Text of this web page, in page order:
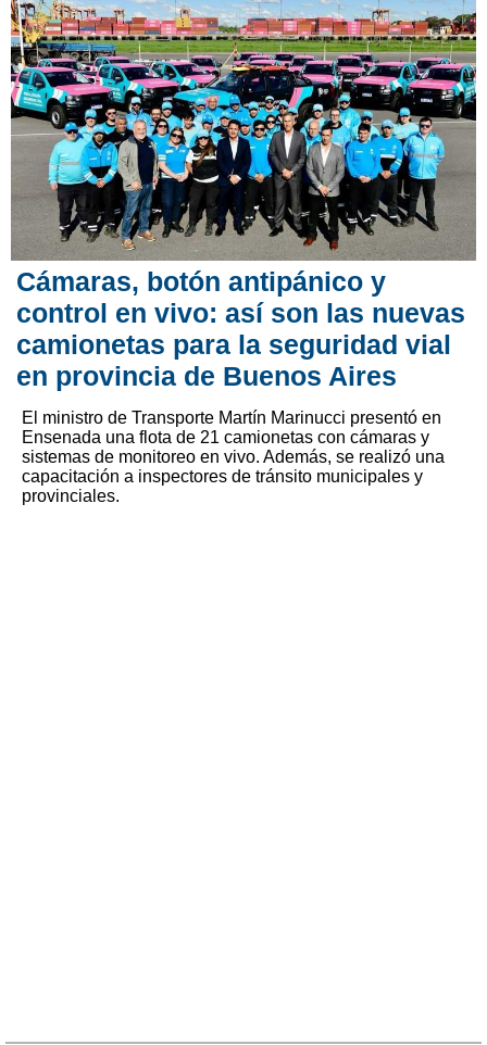
Cámaras, botón antipánico y
control en vivo: así son las nuevas
camionetas para la seguridad vial
en provincia de Buenos Aires
El ministro de Transporte Martín Marinucci presentó en
Ensenada una flota de 21 camionetas con cámaras y
sistemas de monitoreo en vivo. Además, se realizó una
capacitación a inspectores de tránsito municipales y
provinciales.